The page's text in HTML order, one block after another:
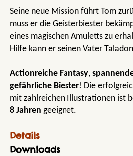
Seine neue Mission führt Tom
muss er die Geisterbiester
eines magischen Amuletts zu
Hilfe kann er seinen Vater
Actionreiche Fantasy,
gefährliche Biester! Die
mit zahlreichen Illustrationen ist
8 Jahren geeignet.
Details
Downloads